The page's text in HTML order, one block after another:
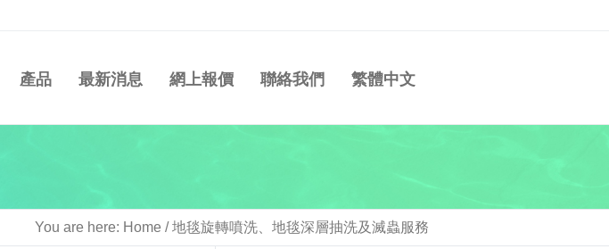
產品 最新消息 網上報價 聯絡我們 繁體中文
You are here: Home /地毯旋轉噴洗、地毯深層抽洗及滅蟲服務